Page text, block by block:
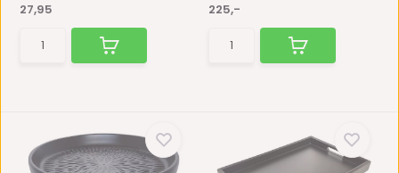
27,95
225,-